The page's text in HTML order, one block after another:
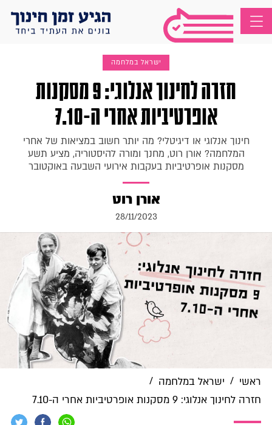
ישראל במלחמה
חזרה לחינוך אנלוגי: 9 מסקנות
אופרטיביות אחרי ה-7.10
חינוך אנלוגי או דיגיטלי? מה יותר חשוב במציאות של אחרי
המלחמה? אורן רוט, מחנך ומורה להיסטוריה, מציע תשע
מסקנות אופרטיביות בעקבות אירועי השבעה באוקטובר
אורן רוט
28/11/2023
ראשי / ישראל במלחמה /
חזרה לחינוך אנלוגי: 9 מסקנות אופרטיביות אחרי ה-7.10